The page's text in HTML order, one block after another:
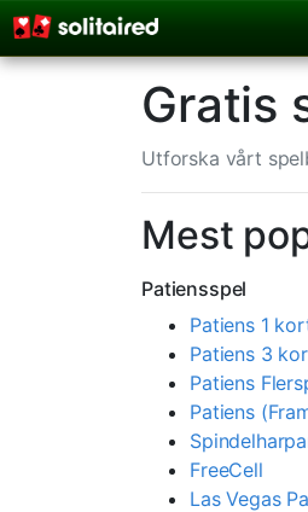
Gratis
Utforska vårt
Mest
Patiensspel
Patiens 1
Patiens 3
Patiens
Patiens
FreeCell
Las Vegas